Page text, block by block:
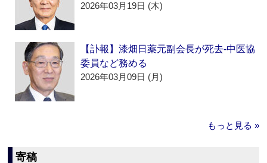
2026年03月19日 (木)
【訃報】漆畑日薬元副会長が死去‐中医協
委員など務める
2026年03月09日 (月)
もっと見る »
寄稿